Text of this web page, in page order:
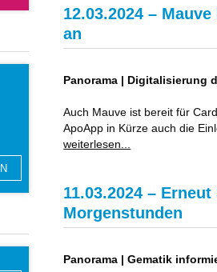
12.03.2024 –
an
Panorama | Digitalisierung
Auch Mauve ist bereit für
ApoApp in Kürze auch die
weiterlesen...
11.03.2024 –
Morgenstunden
Panorama | Gematik